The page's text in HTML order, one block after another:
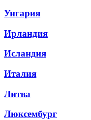
Унгария
Ирландия
Исландия
Италия
Литва
Люксембург